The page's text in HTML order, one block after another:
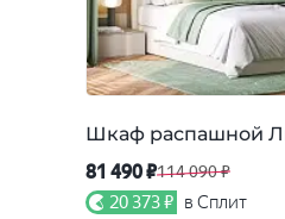
Шкаф распашной
81 490 ₽114 090 ₽
20 373 ₽ в Сплит